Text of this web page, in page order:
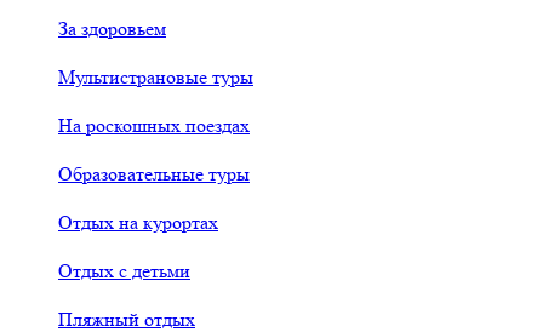
За здоровьем
Мультистрановые туры
На роскошных поездах
Образовательные туры
Отдых на курортах
Отдых с детьми
Пляжный отдых